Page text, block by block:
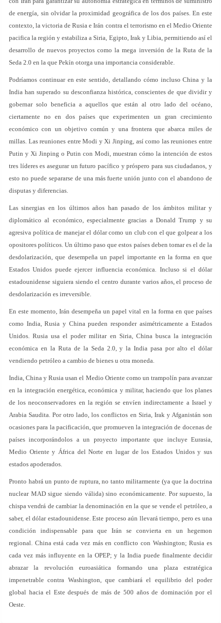
de energía, sin olvidar la proximidad geográfica de los dos países. En este
contexto, la victoria de Rusia e Irán contra el terrorismo en el Medio Oriente
pacifica la región y estabiliza a Siria, Egipto, Irak y Libia, permitiendo así el
desarrollo de nuevos proyectos como la mega inversión de la Ruta de la
Seda 2.0 en la que Pekín otorga una importancia considerable.
Podríamos continuar en este sentido, detallando cómo incluso China y la
India han superado su desconfianza histórica, conscientes de que dividir y
gobernar solo beneficia a aquellos que están al otro lado del océano,
ciertamente no en dos países que experimenten un gran crecimiento
económico con un objetivo común y una frontera que abarca miles de
millas. Las reuniones entre Modi y Xi Jinping, así como las reuniones entre
Putin y Xi Jinping o Putin con Modi, muestran cómo la intención de estos
tres líderes es asegurar un futuro pacífico y próspero para sus ciudadanos, y
esto no puede separarse de una más fuerte unión junto con el abandono de
disputas y diferencias.
Las sinergias en los últimos años han pasado de los ámbitos militar y
diplomático al económico, especialmente gracias a Donald Trump y su
agresiva política de manejar el dólar como un club con el que golpear a los
opositores políticos. Un último paso que estos países deben tomar es el de la
desdolarización, que desempeña un papel importante en la forma en que
Estados Unidos puede ejercer influencia económica. Incluso si el dólar
estadounidense siguiera siendo el centro durante varios años, el proceso de
desdolarización es irreversible.
En este momento, Irán desempeña un papel vital en la forma en que países
como India, Rusia y China pueden responder asimétricamente a Estados
Unidos. Rusia usa el poder militar en Siria, China busca la integración
económica en la Ruta de la Seda 2.0, y la India pasa por alto el dólar
vendiendo petróleo a cambio de bienes u otra moneda.
India, China y Rusia usan el Medio Oriente como un trampolín para avanzar
en la integración energética, económica y militar, haciendo que los planes
de los neoconservadores en la región se envíen indirectamente a Israel y
Arabia Saudita. Por otro lado, los conflictos en Siria, Irak y Afganistán son
ocasiones para la pacificación, que promueven la integración de docenas de
países incorporándolos a un proyecto importante que incluye Eurasia,
Medio Oriente y África del Norte en lugar de los Estados Unidos y sus
estados apoderados.
Pronto habrá un punto de ruptura, no tanto militarmente (ya que la doctrina
nuclear MAD sigue siendo válida) sino económicamente. Por supuesto, la
chispa vendrá de cambiar la denominación en la que se vende el petróleo, a
saber, el dólar estadounidense. Este proceso aún llevará tiempo, pero es una
condición indispensable para que Irán se convierta en un hegemon
regional. China está cada vez más en conflicto con Washington; Rusia es
cada vez más influyente en la OPEP; y la India puede finalmente decidir
abrazar la revolución euroasiática formando una plaza estratégica
impenetrable contra Washington, que cambiará el equilibrio del poder
global hacia el Este después de más de 500 años de dominación por el
Oeste.